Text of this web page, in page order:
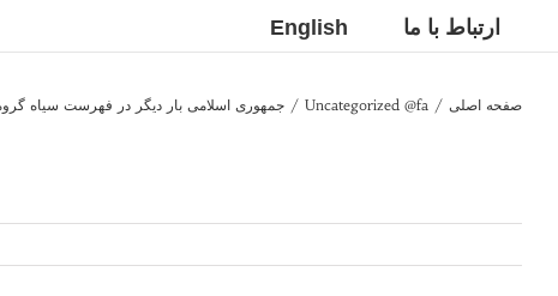
ارتباط با ما
English
صفحه اصلی /
Uncategorized @fa
/ جمهوری اسلامی بار دیگر در فهرست سیاه